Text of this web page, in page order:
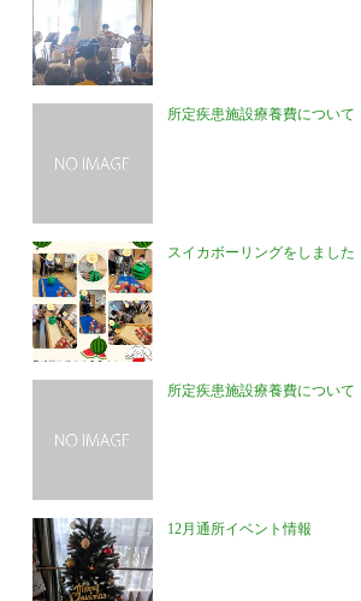
所定疾患施設療養費について
スイカボーリングをしました
所定疾患施設療養費について
12月通所イベント情報